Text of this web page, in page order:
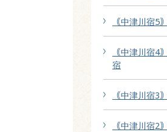
｟中津川宿5
｟中津川宿4
宿
｟中津川宿3
｟中津川宿2